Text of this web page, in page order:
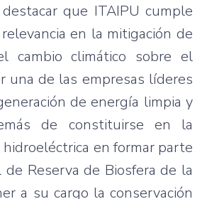
que ITAIPU cumple
en la mitigación de
cambio climático sobre el
una de las empresas líderes
de energía limpia y
de constituirse en la
en formar parte
Reserva de Biosfera de la
a su cargo la conservación